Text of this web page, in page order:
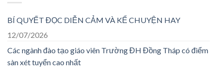
BÍ QUYẾT ĐỌC DIỄN CẢM VÀ KỂ CHUYỆN HAY
12/07/2026
Các ngành đào tạo giáo viên Trường ĐH Đồng Tháp có điểm
sàn xét tuyển cao nhất